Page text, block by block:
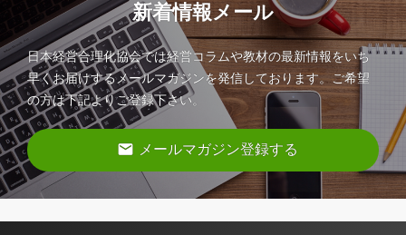
新着情報メール
日本経営合理化協会では経営コラムや教材の最新情報をいち
早くお届けするメールマガジンを発信しております。ご希望
の方は下記よりご登録下さい。
email メールマガジン登録する